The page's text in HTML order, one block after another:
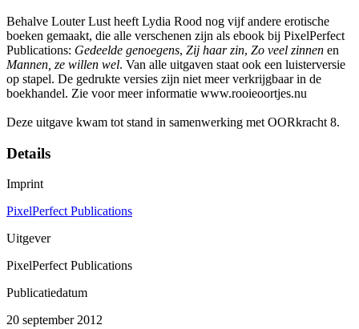
Behalve Louter Lust heeft Lydia Rood nog vijf andere erotische
boeken gemaakt, die alle verschenen zijn als ebook bij PixelPerfect
Publications: Gedeelde genoegens, Zij haar zin, Zo veel zinnen en
Mannen, ze willen wel. Van alle uitgaven staat ook een luisterversie
op stapel. De gedrukte versies zijn niet meer verkrijgbaar in de
boekhandel. Zie voor meer informatie www.rooieoortjes.nu
Deze uitgave kwam tot stand in samenwerking met OORkracht 8.
Details
Imprint
PixelPerfect Publications
Uitgever
PixelPerfect Publications
Publicatiedatum
20 september 2012